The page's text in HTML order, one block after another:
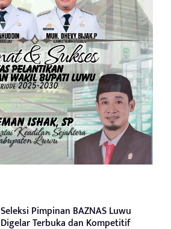
Seleksi Pimpinan BAZNAS Luwu
Digelar Terbuka dan Kompetitif